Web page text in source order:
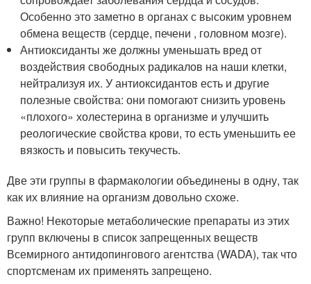
Особенно это заметно в органах с высоким уровнем
обмена веществ (сердце, печени , головном мозге).
Антиоксиданты же должны уменьшать вред от
воздействия свободных радикалов на наши клетки,
нейтрализуя их. У антиоксидантов есть и другие
полезные свойства: они помогают снизить уровень
«плохого» холестерина в организме и улучшить
реологические свойства крови, то есть уменьшить ее
вязкость и повысить текучесть.
Две эти группы в фармакологии объединены в одну, так
как их влияние на организм довольно схоже.
Важно! Некоторые метаболические препараты из этих
групп включены в список запрещенных веществ
Всемирного антидопингового агентства (WADA), так что
спортсменам их применять запрещено.